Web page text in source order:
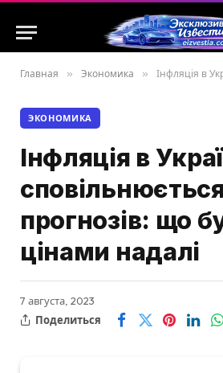
Главная » Экономика » Інфляція в Україні
ЭКОНОМИКА
Інфляція в
прогнозів: що
цінами надалі
7 августа, 2023
Поделиться